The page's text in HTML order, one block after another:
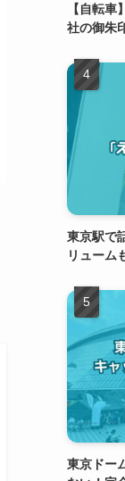
【自転
社の御朱
東京駅で
リューム
東京ドー